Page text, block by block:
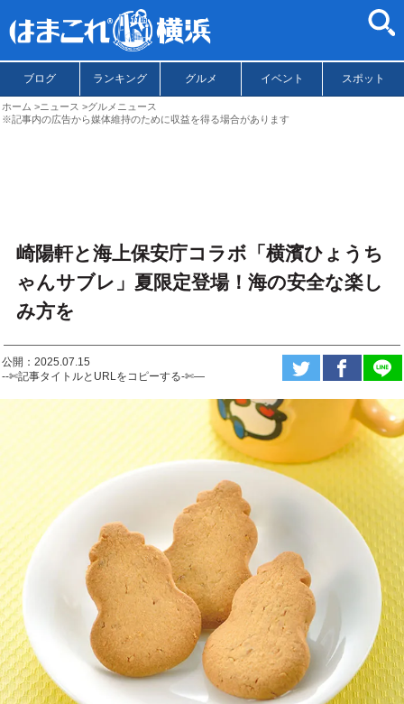
ブログ ランキング グルメ イベント スポット
ホーム ニュース
グルメニュース
※記事内の広告から媒体維持のために収益を得る場合があります
崎陽軒と海上保安庁コラボ「横濱ひょうち
ゃんサブレ」夏限定登場！海の安全な楽し
み方を
公開：2025.07.15
--✄記事タイトルとURLをコピーする-✄—